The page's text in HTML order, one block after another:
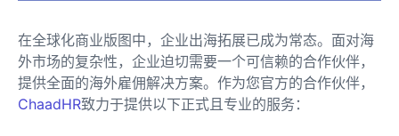
在全球化商业版图中，企业出海拓展已成为常态。面对海
外市场的复杂性，企业迫切需要一个可信赖的合作伙伴，
提供全面的海外雇佣解决方案。作为您官方的合作伙伴，
ChaadHR致力于提供以下正式且专业的服务：